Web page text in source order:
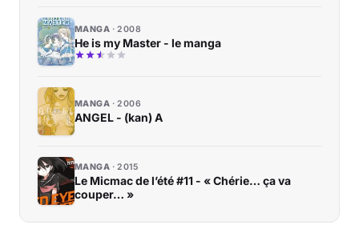
MANGA 2008
He is my Master - le manga
MANGA 2006
ANGEL - (kan) A
MANGA 2015
Le Micmac de l’été #11 - « Chérie… ça va
couper… »